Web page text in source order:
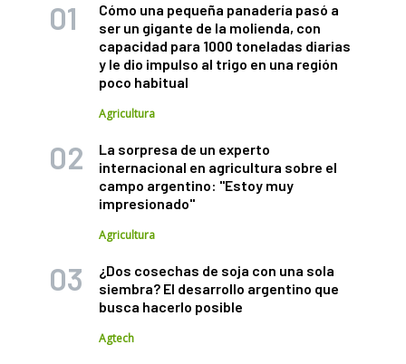
Cómo una pequeña panadería pasó a
ser un gigante de la molienda, con
capacidad para 1000 toneladas diarias
y le dio impulso al trigo en una región
poco habitual
Agricultura
La sorpresa de un experto
internacional en agricultura sobre el
campo argentino: "Estoy muy
impresionado"
Agricultura
¿Dos cosechas de soja con una sola
siembra? El desarrollo argentino que
busca hacerlo posible
Agtech